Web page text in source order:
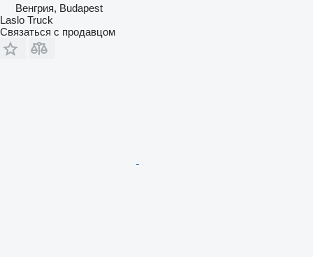
Венгрия, Budapest
Laslo Truck
Связаться с продавцом